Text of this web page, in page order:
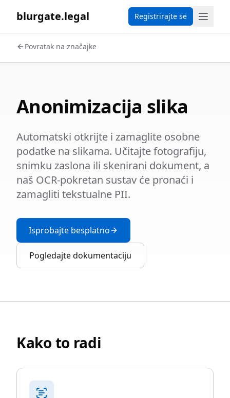
blurgate.legal Registrirajte se
Povratak na značajke
Anonimizacija slika
Automatski otkrijte i zamaglite osobne
podatke na slikama. Učitajte fotografiju,
snimku zaslona ili skenirani dokument, a
naš OCR-pokretan sustav će pronaći i
zamagliti tekstualne PII.
Isprobajte besplatno
Pogledajte dokumentaciju
Kako to radi